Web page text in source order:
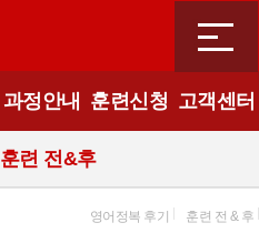
과정안내 훈련신청 고객센터
훈련 전&후
영어정복 후기 훈련 전 & 후